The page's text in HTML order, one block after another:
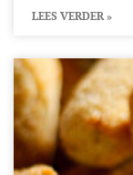
LEES VERDER »